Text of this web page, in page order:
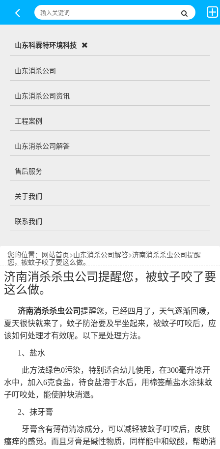
山东科霖特环境科技
山东消杀公司
山东消杀公司资讯
工程案例
山东消杀公司解答
售后服务
关于我们
联系我们
您的位置： 网站首页>山东消杀公司解答>济南消杀杀虫公司提醒
您，被蚊子咬了要这么做。
济南消杀杀虫公司提醒您，被蚊子咬了要
这么做。
济南消杀杀虫公司提醒您，已经四月了，天气逐渐回暖，
夏天很快就来了，蚊子防治要及早坐起来，被蚊子叮咬后，应
该如何处理才有效呢。以下是处理方法。
1、盐水
此方法绿色0污染，特别适合幼儿使用，在300毫升凉开
水中，加入6克食盐，待食盐溶于水后，用棉签蘸盐水涂抹蚊
子叮咬处，能使肿块消退。
2、抹牙膏
牙膏含有薄荷清凉成分，可以减轻被蚊子叮咬后，皮肤
瘙痒的感觉。而且牙膏是碱性物质，同样能中和蚁酸，帮助消